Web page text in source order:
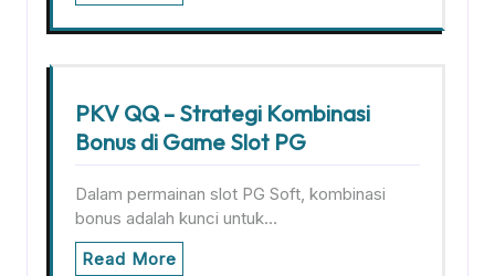
PKV QQ – Strategi Kombinasi
Bonus di Game Slot PG
Dalam permainan slot PG Soft, kombinasi
bonus adalah kunci untuk…
Read More